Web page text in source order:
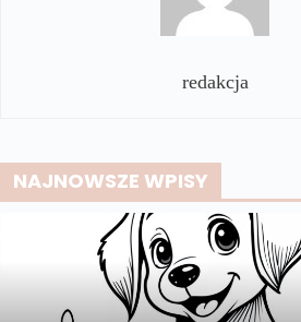
redakcja
NAJNOWSZE WPISY